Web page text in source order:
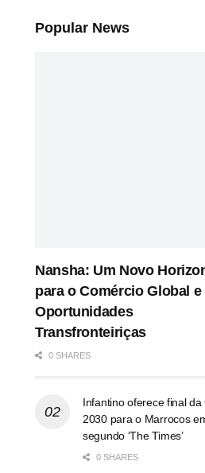
Popular News
Nansha: Um Novo
para o Comércio Global e
Oportunidades
Transfronteiriças
0 SHARES
Infantino oferece final
2030 para o Marrocos
segundo ‘The Times’
0 SHARES